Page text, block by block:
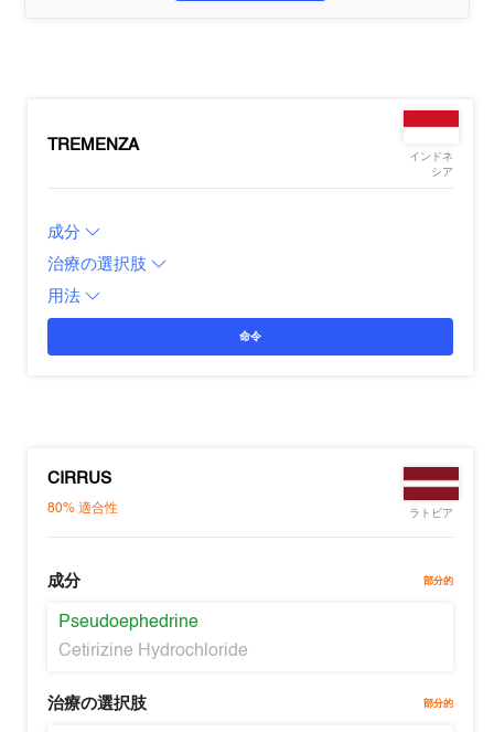
TREMENZA
インドネ
シア
成分
治療の選択肢
用法
命令
CIRRUS
80%適合性 ラトビア
成分 部分的
Pseudoephedrine
Cetirizine Hydrochloride
治療の選択肢 部分的